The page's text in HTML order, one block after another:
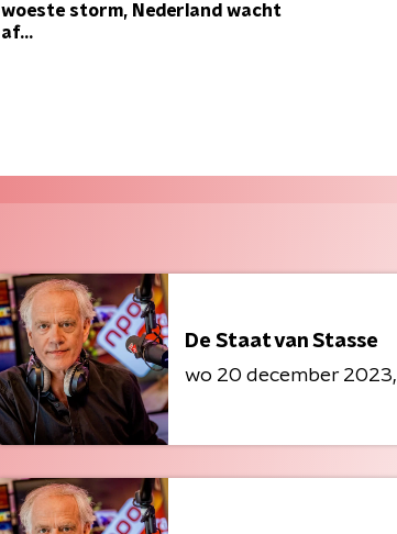
woeste storm, Nederland wacht
af...
De Staat van Stasse
wo 20 december 2023